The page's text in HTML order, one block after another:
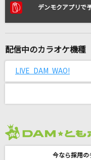
リアルタイ
バニラ
勇者の遺伝子
サザンオールスターズ
デンモクアプリで
配信中のカラオケ機種
LIVE DAM WAO!
今なら採用